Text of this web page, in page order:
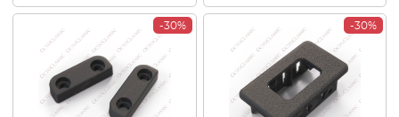
-30% -30%